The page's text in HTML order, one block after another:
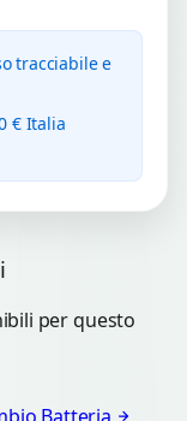
tracciabile e
€ Italia
per questo